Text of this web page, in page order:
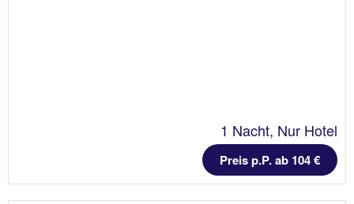
1 Nacht, Nur Hotel
Preis p.P. ab 104 €